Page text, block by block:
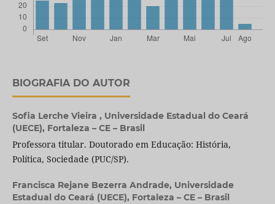
BIOGRAFIA DO AUTOR
Sofia Lerche Vieira , Universidade Estadual do Ceará
(UECE), Fortaleza – CE – Brasil
Professora titular. Doutorado em Educação: História,
Política, Sociedade (PUC/SP).
Francisca Rejane Bezerra Andrade, Universidade
Estadual do Ceará (UECE), Fortaleza – CE – Brasil